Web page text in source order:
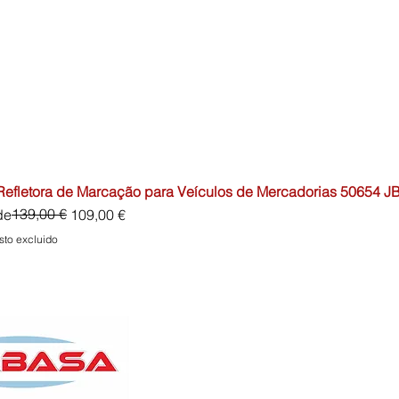
de Marcação para Veículos de Mercadorias 50654
139,00 € 109,00 €
de oferta
excluido